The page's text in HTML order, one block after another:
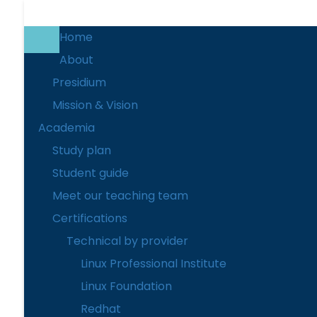
Home
About
Presidium
Mission & Vision
Academia
Study plan
Student guide
Meet our teaching team
Certifications
Technical by provider
Linux Professional Institute
Linux Foundation
Redhat
Cette page n’est pas encore traduite. Pour